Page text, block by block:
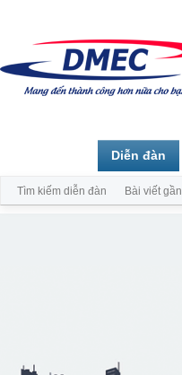
Diễn đàn
Tìm kiếm diễn đàn Bài viết